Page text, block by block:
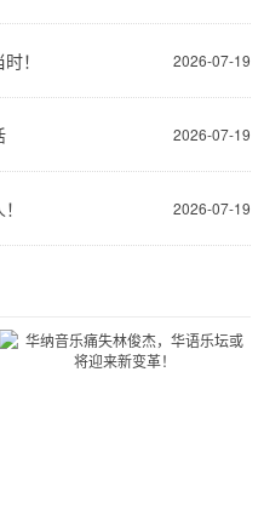
2026-07-19
！
2026-07-19
2026-07-19